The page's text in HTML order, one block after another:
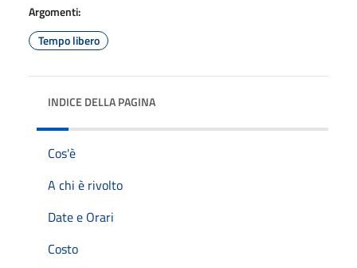
Argomenti:
Tempo libero
INDICE DELLA PAGINA
Cos'è
A chi è rivolto
Date e Orari
Costo